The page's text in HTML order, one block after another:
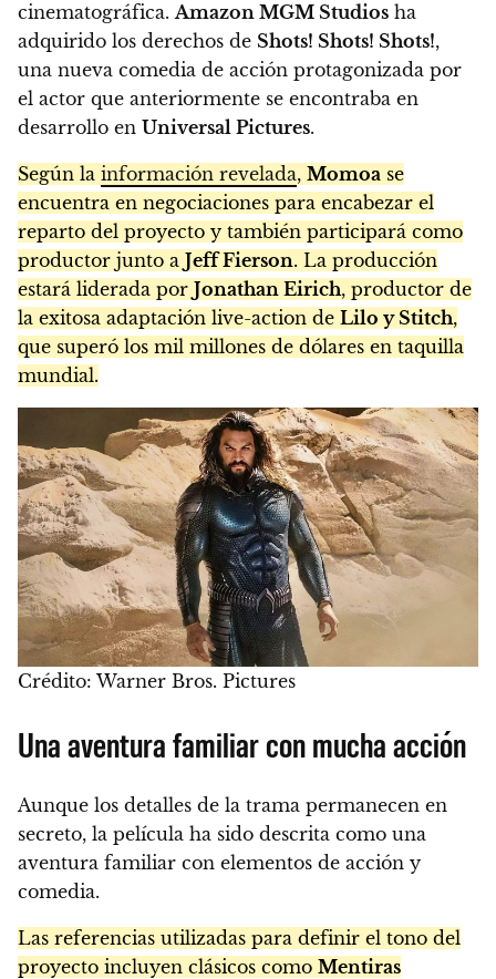
cinematográfica.Amazon MGM Studios ha
adquirido los derechos de Shots! Shots! Shots!,
una nueva comedia de acción protagonizada por
el actor que anteriormente se encontraba en
desarrollo en Universal Pictures.
Según la información revelada, Momoa se
encuentra en negociaciones para encabezar el
reparto del proyecto y también participará como
productor junto a Jeff Fierson. La producción
estará liderada por Jonathan Eirich, productor de
la exitosa adaptación live-action de Lilo y Stitch,
que superó los mil millones de dólares en taquilla
mundial.
Crédito: Warner Bros. Pictures
Una aventura familiar con mucha acción
Aunque los detalles de la trama permanecen en
secreto, la película ha sido descrita como una
aventura familiar con elementos de acción y
comedia.
Las referencias utilizadas para definir el tono del
proyecto incluyen clásicos como Mentiras